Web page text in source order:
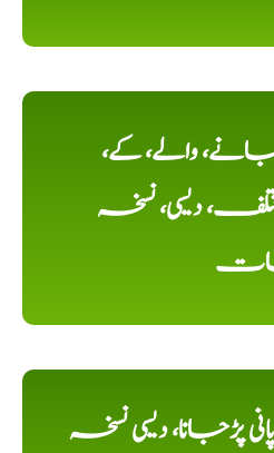
والے، کے،
دیسی، نسخہ
پڑجانا، دیسی نسخہ